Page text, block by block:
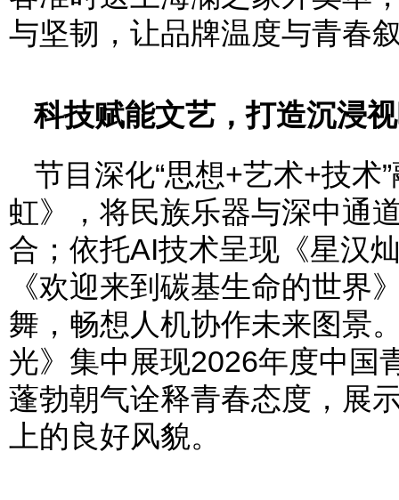
与坚韧，让品牌温度与青春
科技赋能文艺，打造沉浸
节目深化“思想+艺术+技术
虹》，将民族乐器与深中通
合；依托AI技术呈现《星汉
《欢迎来到碳基生命的世界
舞，畅想人机协作未来图景
光》集中展现2026年度中国
蓬勃朝气诠释青春态度，展
上的良好风貌。